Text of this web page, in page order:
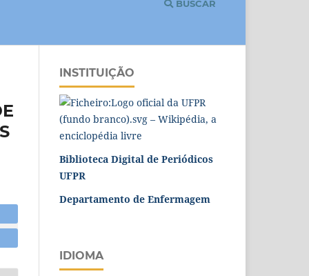
BUSCAR
INSTITUIÇÃO
Biblioteca Digital de Periódicos
UFPR
Departamento de Enfermagem
IDIOMA